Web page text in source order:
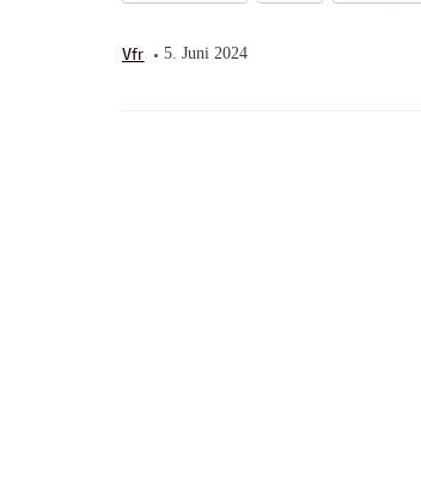
Vfr 5. Juni 2024